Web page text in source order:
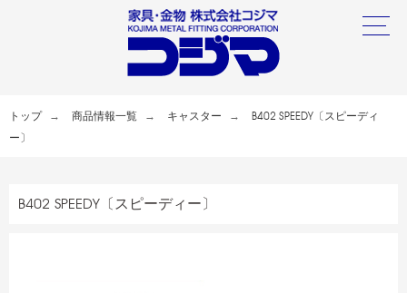
トップ 商品情報一覧 キャスター
B402 SPEEDY〔スピーディ
ー〕
B402 SPEEDY〔スピーディー〕